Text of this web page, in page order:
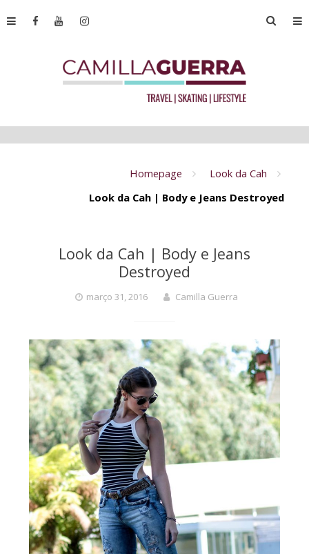
Homepage
Look da Cah
Look da Cah | Body e Jeans Destroyed
Look da Cah | Body e Jeans
Destroyed
março 31, 2016 Camilla Guerra